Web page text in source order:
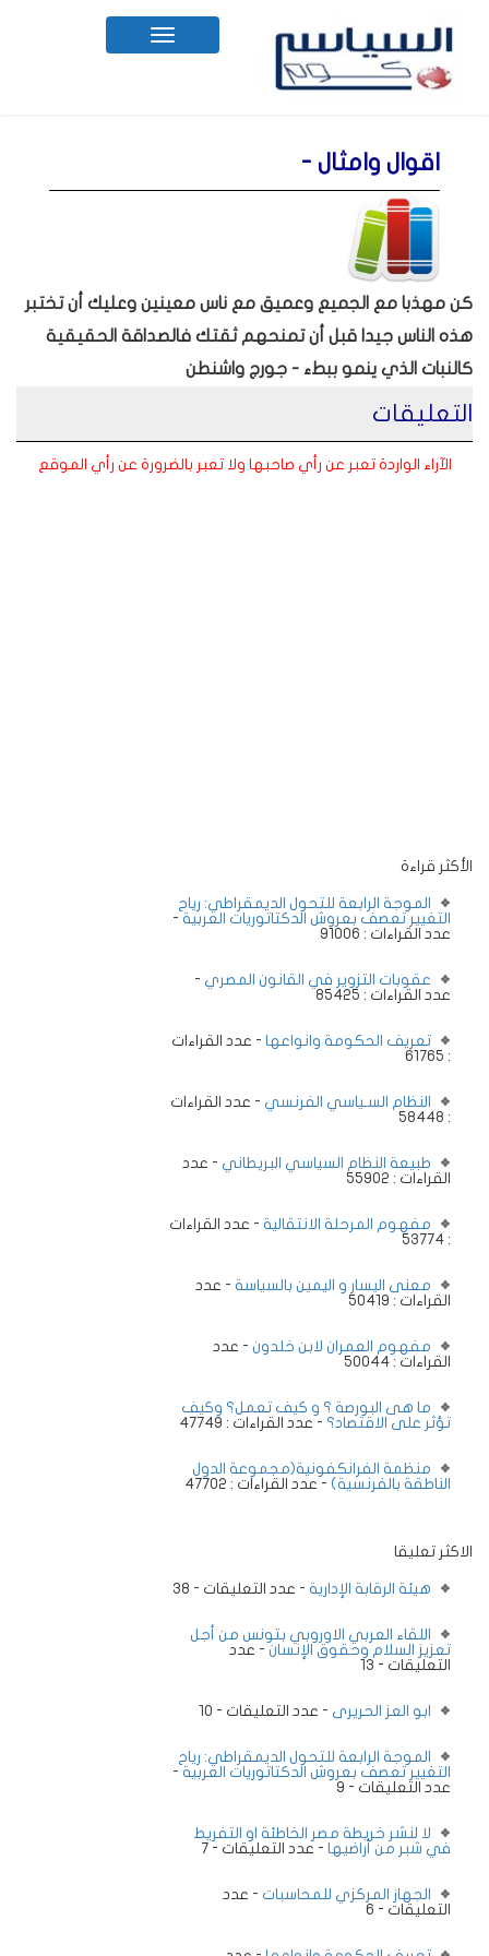
Toggle
navigation
اقوال وامثال -
كن مهذبا مع الجميع وعميق مع ناس معينين وعليك أن تختبر
هذه الناس جيدا قبل أن تمنحهم ثقتك فالصداقة الحقيقية
كالنبات الذي ينمو ببطء - جورج واشنطن
التعليقات
الآراء الواردة تعبر عن رأي صاحبها ولا تعبر بالضرورة عن رأي الموقع
الأكثر قراءة
الموجة الرابعة للتحول الديمقراطي: رياح
التغيير تعصف بعروش الدكتاتوريات العربية -
عدد القراءات : 91006
عقوبات التزوير في القانون المصري -
عدد القراءات : 85425
تعريف الحكومة وانواعها - عدد القراءات
: 61765
النظام السـياسي الفرنسي - عدد القراءات
: 58448
طبيعة النظام السياسي البريطاني - عدد
القراءات : 55902
مفهوم المرحلة الانتقالية - عدد القراءات
: 53774
معنى اليسار و اليمين بالسياسة - عدد
القراءات : 50419
مفهوم العمران لابن خلدون - عدد
القراءات : 50044
ما هى البورصة ؟ و كيف تعمل؟ وكيف
تؤثر على الاقتصاد؟ - عدد القراءات : 47749
منظمة الفرانكفونية(مجموعة الدول
الناطقة بالفرنسية) - عدد القراءات : 47702
الاكثر تعليقا
هيئة الرقابة الإدارية - عدد التعليقات - 38
اللقاء العربي الاوروبي بتونس من أجل
تعزيز السلام وحقوق الإنسان - عدد
التعليقات - 13
ابو العز الحريرى - عدد التعليقات - 10
الموجة الرابعة للتحول الديمقراطي: رياح
التغيير تعصف بعروش الدكتاتوريات العربية -
عدد التعليقات - 9
لا لنشر خريطة مصر الخاطئة او التفريط
في شبر من أراضيها - عدد التعليقات - 7
الجهاز المركزي للمحاسبات - عدد
التعليقات - 6